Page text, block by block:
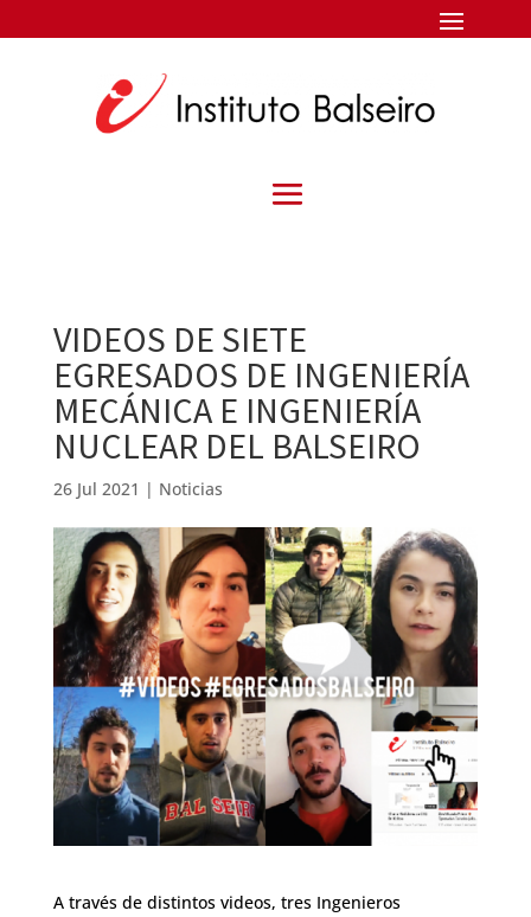
VIDEOS DE SIETE
EGRESADOS DE INGENIERÍA
MECÁNICA E INGENIERÍA
NUCLEAR DEL BALSEIRO
26 Jul 2021 | Noticias
A través de distintos videos, tres Ingenieros